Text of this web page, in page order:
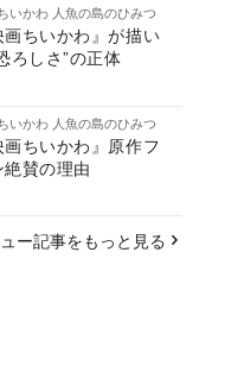
いかわ 人魚の島のひみつ
画ちいかわ』が描い
ろしさ”の正体
いかわ 人魚の島のひみつ
画ちいかわ』原作フ
絶賛の理由
ー記事をもっと見る